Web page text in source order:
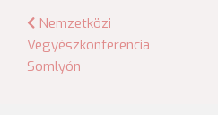
Bejegyzés
navigáció
Nemzetközi
Vegyészkonferencia
Somlyón